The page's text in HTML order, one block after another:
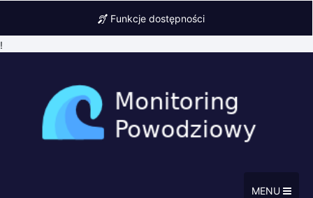
Funkcje dostępności
!
MENU